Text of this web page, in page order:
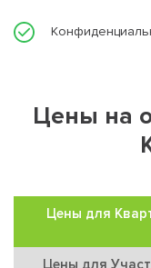
Цены на
Цены для
Цены для